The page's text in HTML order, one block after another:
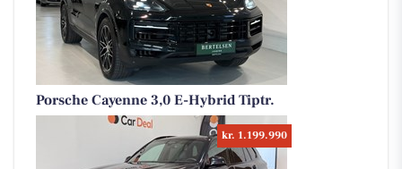
Porsche Cayenne 3,0 E-Hybrid Tiptr.
kr. 1.199.990